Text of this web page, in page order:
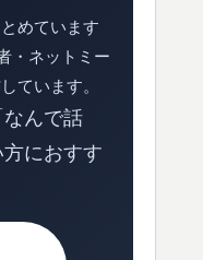
めています
・ネットミー
ています。
なんで話
におすす